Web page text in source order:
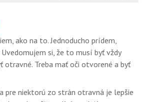
ako na to. Jednoducho prídem,
si, že to musí byť vždy
otravné. Treba mať oči otvorené a byť
pre niektorú zo strán otravná je lepšie